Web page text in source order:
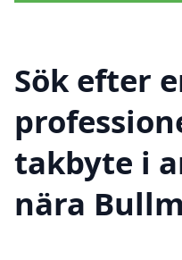
Sök efter
takbyte i
nära